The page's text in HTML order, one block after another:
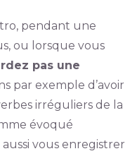
pendant une
ou lorsque vous
pas une
par exemple d’avoir
irréguliers de la
évoqué
vous enregistrer